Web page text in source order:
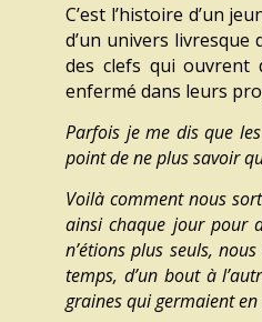
C’est l’histoire d’un
d’un univers livresque
des clefs qui
enfermé dans leurs
Parfois je me dis que
point de ne plus savoir
Voilà comment nous
ainsi chaque jour pour
n’étions plus seuls,
temps, d’un bout à
graines qui germaient